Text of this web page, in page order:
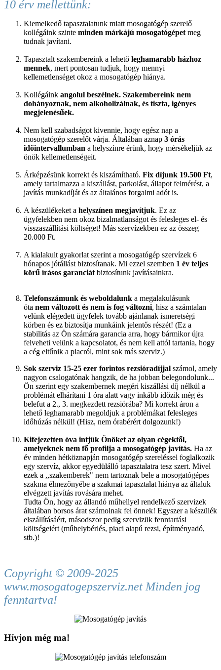
10 érv mellettünk:
Kiemelkedő tapasztalatunk miatt mosogatógép szerelő
kollégáink szinte minden márkájú mosogatógépet meg
tudnak javítani.
Tapasztalt szakembereink a lehető leghamarabb házhoz
mennek, mert pontosan tudjuk, hogy mennyi
kellemetlenséget okoz a mosogatógép hiánya.
Kollégáink angolul beszélnek. Szakembereink nem
dohányoznak, nem alkoholizálnak, és tiszta, igényes
megjelenésűek.
Nem kell szabadságot kivennie, hogy egész nap a
mosogatógép szerelőt várja. Általában aznap 3 órás
időintervallumban a helyszínre érünk, hogy mérsékeljük az
önök kellemetlenségeit.
Árképzésünk korrekt és kiszámítható. Fix díjunk 19.500 Ft,
amely tartalmazza a kiszállást, parkolást, állapot felmérést, a
javítás munkadíját és az általános forgalmi adót is.
A készülékeket a helyszínen megjavítjuk. Ez az
ügyfelekben nem okoz bizalmatlanságot és felesleges el- és
visszaszállítási költséget! Más szervízekben ez az összeg
20.000 Ft.
A kialakult gyakorlat szerint a mosogatógép szervízek 6
hónapos jótállást biztosítanak. Mi ezzel szemben 1 év teljes
körű írásos garanciát biztosítunk javításainkra.
Telefonszámunk és weboldalunk a megalakulásunk
óta nem változott és nem is fog változni, hisz a számtalan
velünk elégedett ügyfelek tovább ajánlanak ismeretségi
körben és ez biztosítja munkáink jelentős részét! (Ez a
stabilitás az Ön számára garancia arra, hogy bármikor újra
felveheti velünk a kapcsolatot, és nem kell attól tartania, hogy
a cég eltűnik a piacról, mint sok más szerviz.)
Sok szerviz 15-25 ezer forintos rezsióradíjjal számol, amely
nagyon csalogatónak hangzik, de ha jobban belegondolunk...
Ön szerint egy szakembernek megéri kiszállási díj nélkül a
problémát elhárítani 1 óra alatt vagy inkább időzik még és
belefut a 2., 3. megkezdett rezsiórába? Mi korrekt áron a
lehető leghamarabb megoldjuk a problémákat felesleges
időhúzás nélkül! (Hisz, nem órabérért dolgozunk!)
Kifejezetten óva intjük Önöket az olyan cégektől,
amelyeknek nem fő profilja a mosogatógép javítás. Ha az
év minden hétköznapján mosogatógép szereléssel foglalkozik
egy szervíz, akkor egyedülálló tapasztalatra tesz szert. Mivel
ezek a ,,szakemberek" nem tartoznak bele a mosogatógépes
szakma élmezőnyébe a szakmai tapasztalat hiánya az általuk
elvégzett javítás rovására mehet.
Tudta Ön, hogy az állandó műhellyel rendelkező szervizek
általában borsos árat számolnak fel önnek! Egyszer a készülék
elszállításáért, másodszor pedig szervizük fenntartási
költségeiért (műhelybérlés, piaci alapú rezsi, építményadó,
stb.)!
Copyright © 2009-2025
www.mosogatogepszerviz.net Minden jog
fenntartva!
Hívjon még ma!